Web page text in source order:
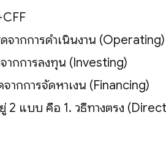
จากการดำเนินงาน (Operating)
ากการลงทุน (Investing)
ากการจัดหาเงิน (Financing)
2 แบบ คือ 1. วิธีทางตรง